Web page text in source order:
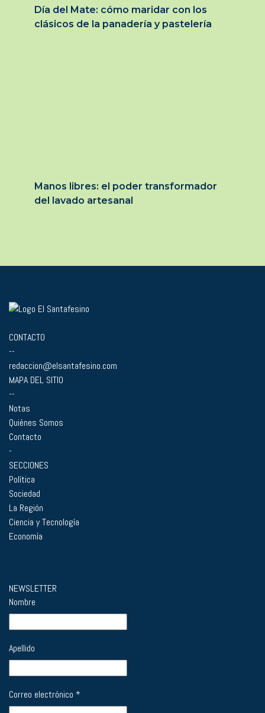
Día del Mate: cómo maridar con los
clásicos de la panadería y pastelería
Manos libres: el poder transformador
del lavado artesanal
CONTACTO
--
redaccion@elsantafesino.com
MAPA DEL SITIO
--
Notas
Quiénes Somos
Contacto
-
SECCIONES
Política
Sociedad
La Región
Ciencia y Tecnología
Economía
NEWSLETTER
Nombre
Apellido
Correo electrónico *